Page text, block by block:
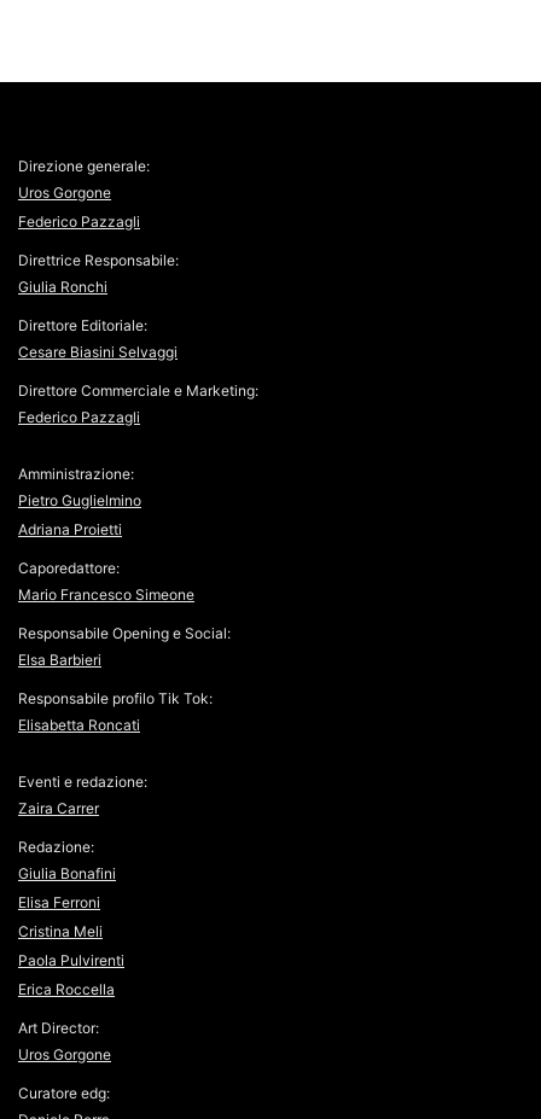
Direzione generale:
Uros Gorgone
Federico Pazzagli
Direttrice Responsabile:
Giulia Ronchi
Direttore Editoriale:
Cesare Biasini Selvaggi
Direttore Commerciale e Marketing:
Federico Pazzagli
Amministrazione:
Pietro Guglielmino
Adriana Proietti
Caporedattore:
Mario Francesco Simeone
Responsabile Opening e Social:
Elsa Barbieri
Responsabile profilo Tik Tok:
Elisabetta Roncati
Eventi e redazione:
Zaira Carrer
Redazione:
Giulia Bonafini
Elisa Ferroni
Cristina Meli
Paola Pulvirenti
Erica Roccella
Art Director:
Uros Gorgone
Curatore edg: